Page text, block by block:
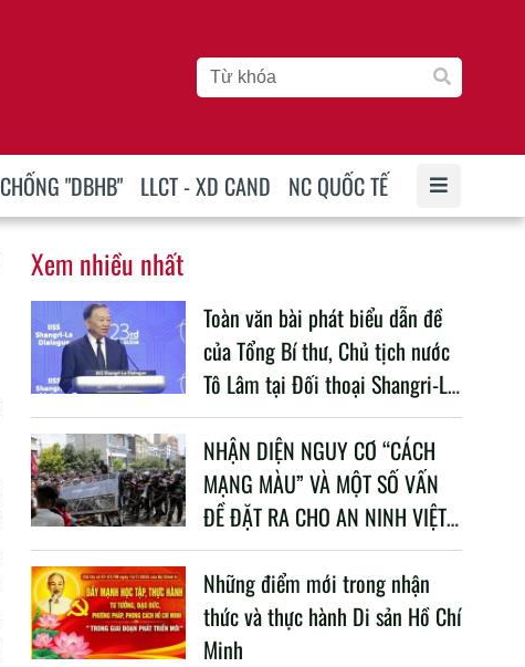
CHỐNG "DBHB" LLCT - XD CAND NC QUỐC TẾ
Xem nhiều nhất
Toàn văn bài phát biểu dẫn đề
của Tổng Bí thư, Chủ tịch nước
Tô Lâm tại Đối thoại Shangri-La
lần thứ 23
NHẬN DIỆN NGUY CƠ “CÁCH
MẠNG MÀU” VÀ MỘT SỐ VẤN
ĐỀ ĐẶT RA CHO AN NINH VIỆT
NAM TRONG BỐI CẢNH HIỆN
NAY
Những điểm mới trong nhận
thức và thực hành Di sản Hồ Chí
Minh